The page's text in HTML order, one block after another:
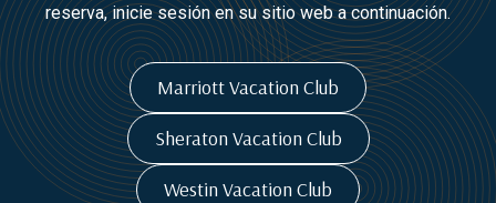
reserva, inicie sesión en su sitio web a continuación.
Marriott Vacation Club
Sheraton Vacation Club
Westin Vacation Club